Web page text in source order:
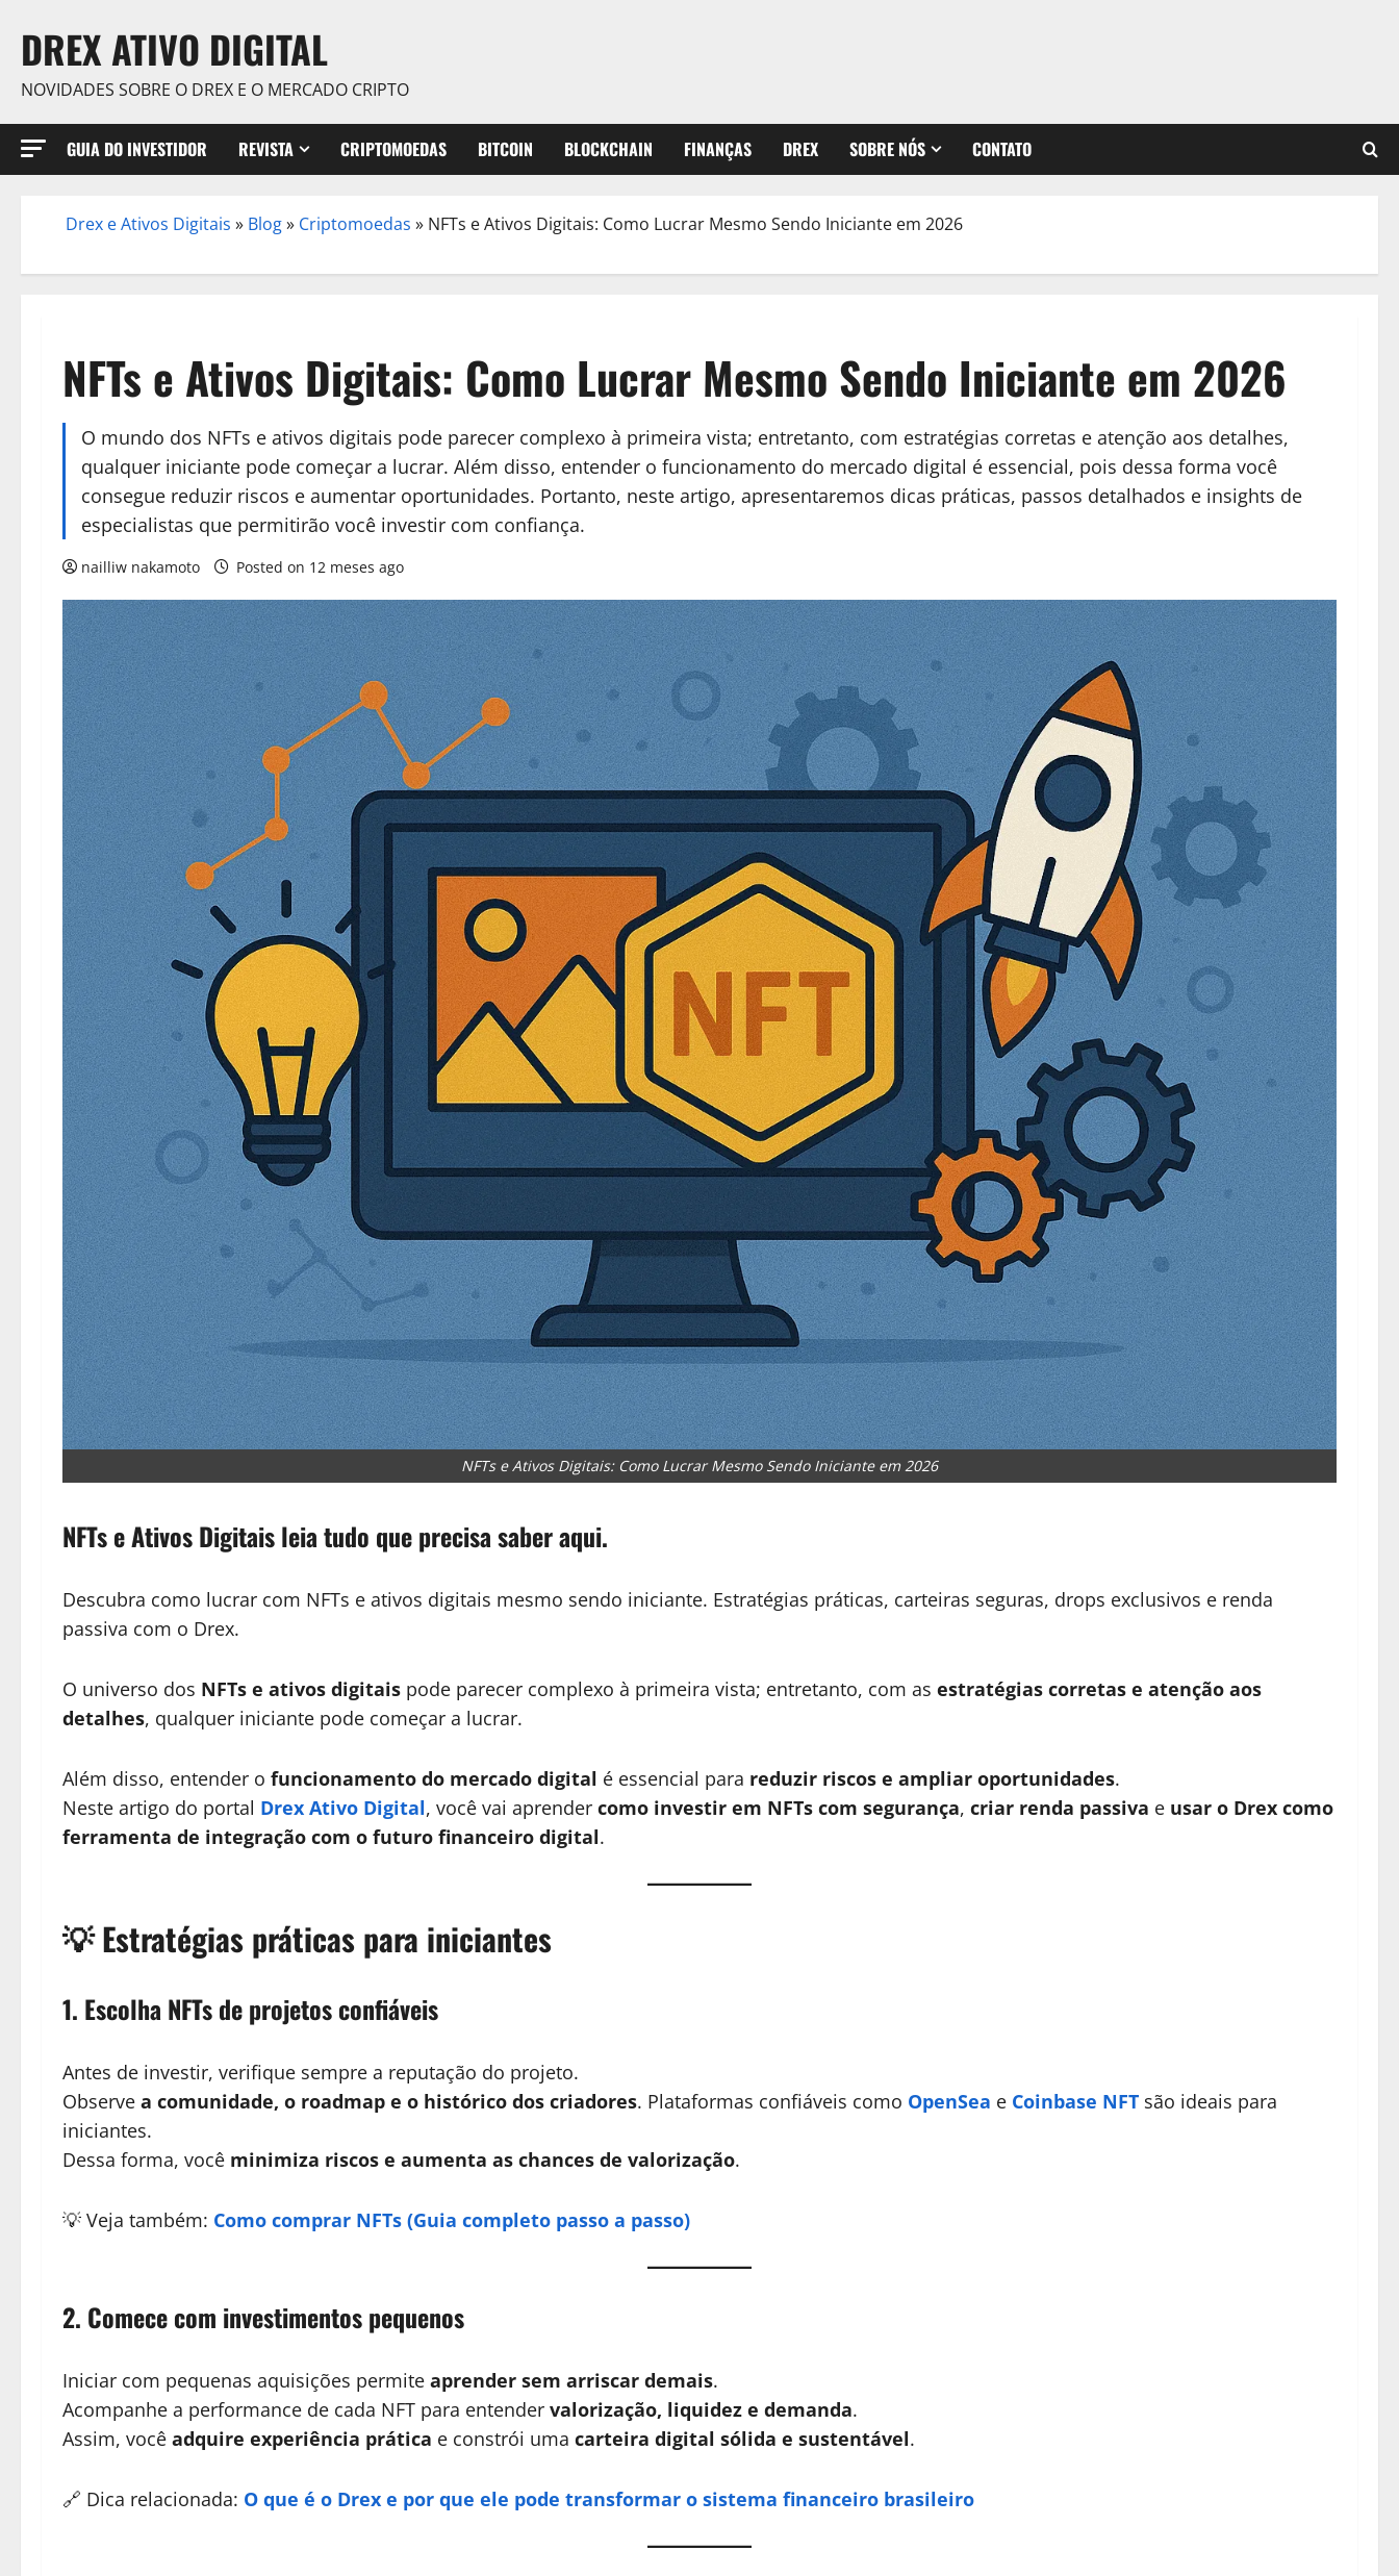
content
DREX ATIVO DIGITAL
NOVIDADES SOBRE O DREX E O MERCADO CRIPTO
GUIA DO INVESTIDOR REVISTA CRIPTOMOEDAS BITCOIN BLOCKCHAIN FINANÇAS DREX SOBRE NÓS CONTATO
Drex e Ativos Digitais » Blog» Criptomoedas » NFTs e Ativos Digitais: Como Lucrar Mesmo Sendo Iniciante em 2026
NFTs e Ativos Digitais: Como Lucrar Mesmo Sendo Iniciante em 2026
O mundo dos NFTs e ativos digitais pode parecer complexo à primeira vista; entretanto, com estratégias corretas e atenção aos detalhes,
qualquer iniciante pode começar a lucrar. Além disso, entender o funcionamento do mercado digital é essencial, pois dessa forma você
consegue reduzir riscos e aumentar oportunidades. Portanto, neste artigo, apresentaremos dicas práticas, passos detalhados e insights de
especialistas que permitirão você investir com confiança.
nailliw nakamoto Posted on 12 meses ago
NFTs e Ativos Digitais: Como Lucrar Mesmo Sendo Iniciante em 2026
NFTs e Ativos Digitais leia tudo que precisa saber aqui.
Descubra como lucrar com NFTs e ativos digitais mesmo sendo iniciante. Estratégias práticas, carteiras seguras, drops exclusivos e renda
passiva com o Drex.
O universo dos NFTs e ativos digitais pode parecer complexo à primeira vista; entretanto, com as estratégias corretas e atenção aos
detalhes, qualquer iniciante pode começar a lucrar.
Além disso, entender o funcionamento do mercado digital é essencial para reduzir riscos e ampliar oportunidades.
Neste artigo do portal Drex Ativo Digital, você vai aprender como investir em NFTs com segurança, criar renda passiva e usar o Drex como
ferramenta de integração com o futuro financeiro digital.
💡Estratégias práticas para iniciantes
1. Escolha NFTs de projetos confiáveis
Antes de investir, verifique sempre a reputação do projeto.
Observe a comunidade, o roadmap e o histórico dos criadores. Plataformas confiáveis como OpenSea e Coinbase NFT são ideais para
iniciantes.
Dessa forma, você minimiza riscos e aumenta as chances de valorização.
💡 Veja também: Como comprar NFTs (Guia completo passo a passo)
2. Comece com investimentos pequenos
Iniciar com pequenas aquisições permite aprender sem arriscar demais.
Acompanhe a performance de cada NFT para entender valorização, liquidez e demanda.
Assim, você adquire experiência prática e constrói uma carteira digital sólida e sustentável.
🔗 Dica relacionada: O que é o Drex e por que ele pode transformar o sistema financeiro brasileiro